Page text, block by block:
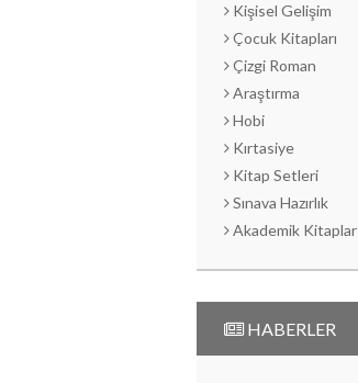
Kişisel Gelişim
Çocuk Kitapları
Çizgi Roman
Araştırma
Hobi
Kırtasiye
Kitap Setleri
Sınava Hazırlık
Akademik Kitaplar
HABERLER